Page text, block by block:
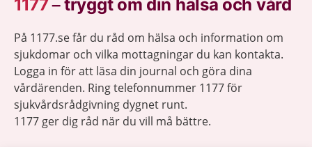
1177–tryggt om din hälsa och vård
På 1177.se får du råd om hälsa och information om
sjukdomar och vilka mottagningar du kan kontakta.
Logga in för att läsa din journal och göra dina
vårdärenden. Ring telefonnummer 1177 för
sjukvårdsrådgivning dygnet runt.
1177 ger dig råd när du vill må bättre.